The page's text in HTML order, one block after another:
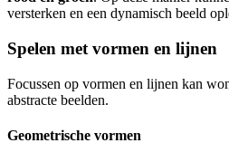
versterken en een dynamisch beeld
Spelen met vormen en lijnen
Focussen op vormen en lijnen kan
abstracte beelden.
Geometrische vormen